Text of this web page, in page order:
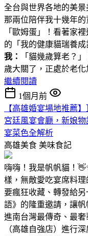
全台與世界各地的美
那兩位陪伴我十幾年
「歐姆蛋」！看著家
的「我的健康貓瑞養成
我：
「貓幾歲算老？
歲大關了，正處於老
繼續閱讀
1個月前
【高雄婚宴場地推薦
宮廷風宴會廳，新娘物
宴菜色全解析
高雄美食 美味食記
嗨嗨！我是帆帆貓！
樣，無敵愛吃宴席料
要瘋狂收藏、轉發給
語》的隆重邀請，讓
進南台灣最傳奇、最
（高雄自強店）進行